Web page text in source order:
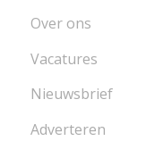
Over ons
Vacatures
Nieuwsbrief
Adverteren